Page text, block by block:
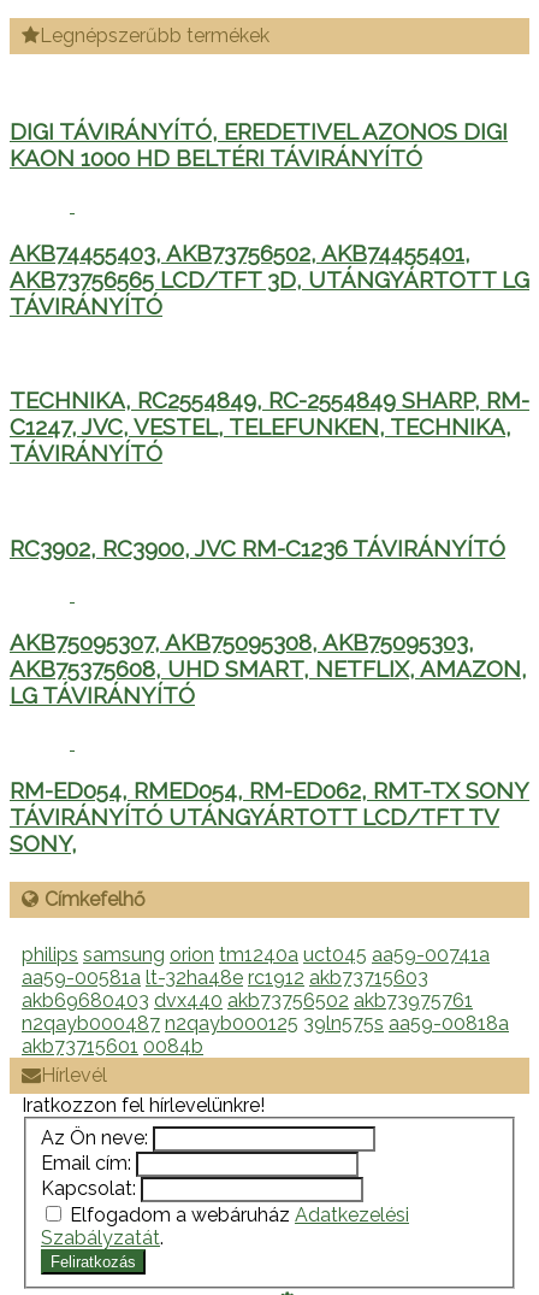
Legnépszerűbb termékek
DIGI TÁVIRÁNYÍTÓ, EREDETIVEL AZONOS DIGI
KAON 1000 HD BELTÉRI TÁVIRÁNYÍTÓ
AKB74455403, AKB73756502, AKB74455401,
AKB73756565 LCD/TFT 3D, UTÁNGYÁRTOTT LG
TÁVIRÁNYÍTÓ
TECHNIKA, RC2554849, RC-2554849 SHARP, RM-
C1247, JVC, VESTEL, TELEFUNKEN, TECHNIKA,
TÁVIRÁNYÍTÓ
RC3902, RC3900, JVC RM-C1236 TÁVIRÁNYÍTÓ
AKB75095307, AKB75095308, AKB75095303,
AKB75375608, UHD SMART, NETFLIX, AMAZON,
LG TÁVIRÁNYÍTÓ
RM-ED054, RMED054, RM-ED062, RMT-TX SONY
TÁVIRÁNYÍTÓ UTÁNGYÁRTOTT LCD/TFT TV
SONY,
Címkefelhő
philips samsung orion tm1240a uct045 aa59-00741a
aa59-00581a lt-32ha48e rc1912 akb73715603
akb69680403 dvx440 akb73756502 akb73975761
n2qayb000487 n2qayb000125 39ln575s aa59-00818a
akb73715601 0084b
Hírlevél
Iratkozzon fel hírlevelünkre!
Az Ön neve:
Email cím:
Kapcsolat:
Elfogadom a webáruház Adatkezelési
Szabályzatát.
Feliratkozás